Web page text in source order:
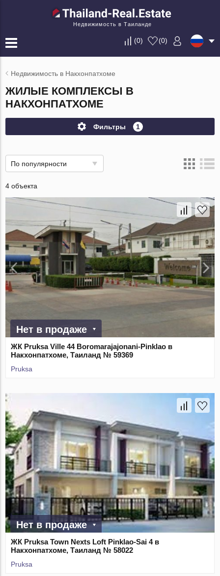
Недвижимость в Таиланде
(0) (0)
Недвижимость в Накхонпатхоме
ЖИЛЫЕ КОМПЛЕКСЫ В
НАКХОНПАТХОМЕ
Фильтры 1
По популярности
4 объекта
Нет в продаже
ЖК Pruksa Ville 44 Boromarajajonani-Pinklao в
Накхонпатхоме, Таиланд № 59369
Pruksa
Нет в продаже
ЖК Pruksa Town Nexts Loft Pinklao-Sai 4 в
Накхонпатхоме, Таиланд № 58022
Pruksa